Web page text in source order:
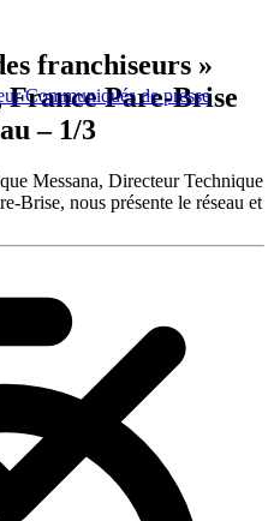
Communiqués de presse
franchiseurs »
France Pare-Brise
– 1/3
Messana, Directeur Technique
Brise, nous présente le réseau et